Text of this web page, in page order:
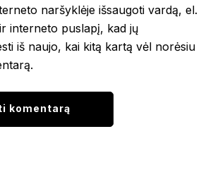
naršyklėje išsaugoti vardą, el.
interneto puslapį, kad jų
iš naujo, kai kitą kartą vėl norėsiu